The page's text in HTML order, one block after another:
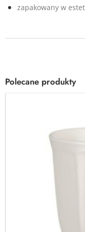
zapakowany w
Polecane produkty